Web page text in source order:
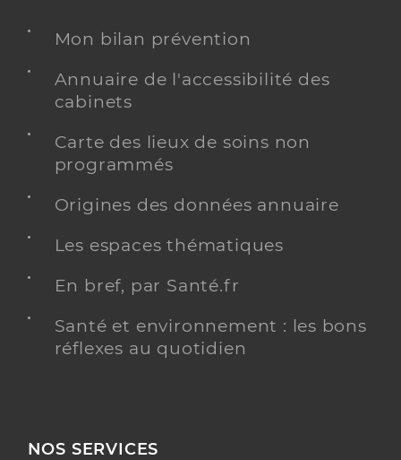
Mon bilan prévention
Annuaire de l'accessibilité des
cabinets
Carte des lieux de soins non
programmés
Origines des données annuaire
Les espaces thématiques
En bref, par Santé.fr
Santé et environnement : les bons
réflexes au quotidien
NOS SERVICES